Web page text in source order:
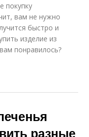
покупку
вам не нужно
быстро и
изделие из
понравилось?
разные